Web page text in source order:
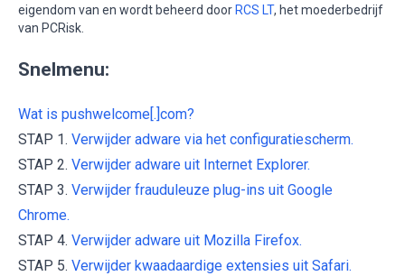
eigendom van en wordt beheerd doorRCS LT, het moederbedrijf
van PCRisk.
Snelmenu:
Wat is pushwelcome[.]com?
STAP 1. Verwijder adware via het configuratiescherm.
STAP 2. Verwijder adware uit Internet Explorer.
STAP 3. Verwijder frauduleuze plug-ins uit Google
Chrome.
STAP 4. Verwijder adware uit Mozilla Firefox.
STAP 5. Verwijder kwaadaardige extensies uit Safari.